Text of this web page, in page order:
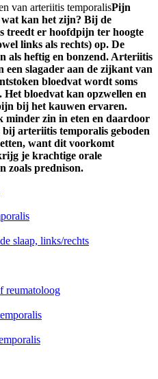
Pijn
wat kan het zijn? Bij de
treedt er hoofdpijn ter hoogte
links als rechts) op. De
als heftig en bonzend. Arteriitis
een slagader aan de zijkant van
bloedvat wordt soms
bloedvat kan opzwellen en
bij het kauwen ervaren.
minder zin in eten en daardoor
arteriitis temporalis geboden
want dit voorkomt
je krachtige orale
zoals prednison.
slaap, links/rechts
reumatoloog